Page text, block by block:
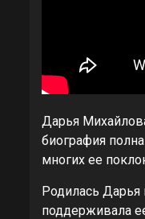
Дарья
биография
многих ее
Родилась Дарья
поддерживала